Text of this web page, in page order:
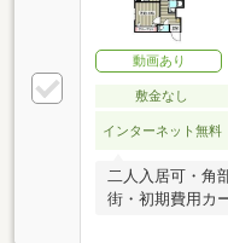
動画あり
敷金なし
インターネット無料
二人入居可・角
街・初期費用カ